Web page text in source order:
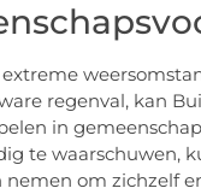
regenval, kan
in
te waarschuwen,
nemen om zichzelf